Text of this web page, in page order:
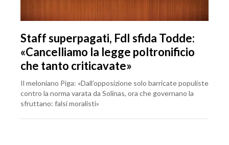
Staff superpagati, FdI sfida Todde:
«Cancelliamo la legge poltronificio
che tanto criticavate»
Il meloniano Piga: «Dall’opposizione solo barricate populiste
contro la norma varata da Solinas, ora che governano la
sfruttano: falsi moralisti»